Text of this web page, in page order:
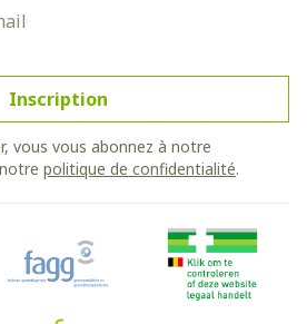
Inscription
vous vous abonnez à notre
politique de confidentialité.